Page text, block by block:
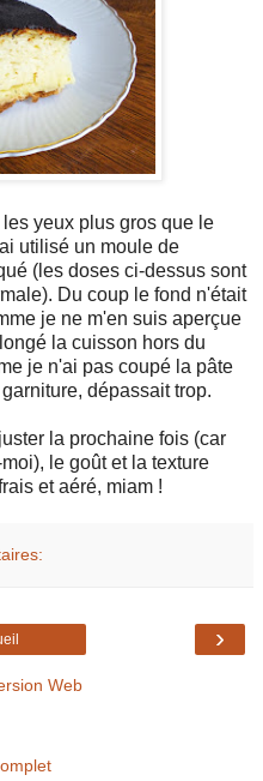
yeux plus gros que le
utilisé un moule de
(les doses ci-dessus sont
Du coup le fond n'était
je ne m'en suis aperçue
la cuisson hors du
je n'ai pas coupé la pâte
dépassait trop.
la prochaine fois (car
le goût et la texture
et aéré, miam !
›
Web